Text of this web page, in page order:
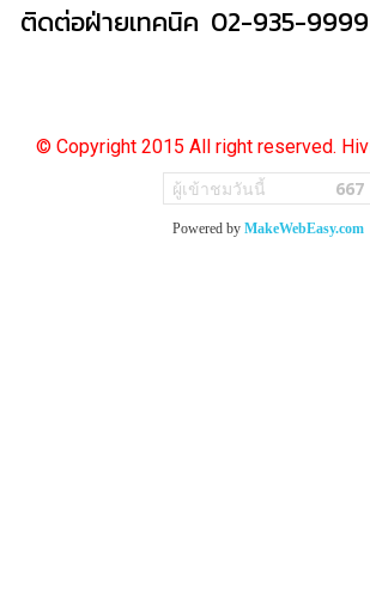
ติดต่อฝ่ายเทคนิค 02-935-
© Copyright 2015 All right reserved.
ผู้เข้าชมวันนี้
667
Powered by MakeWebEasy.com